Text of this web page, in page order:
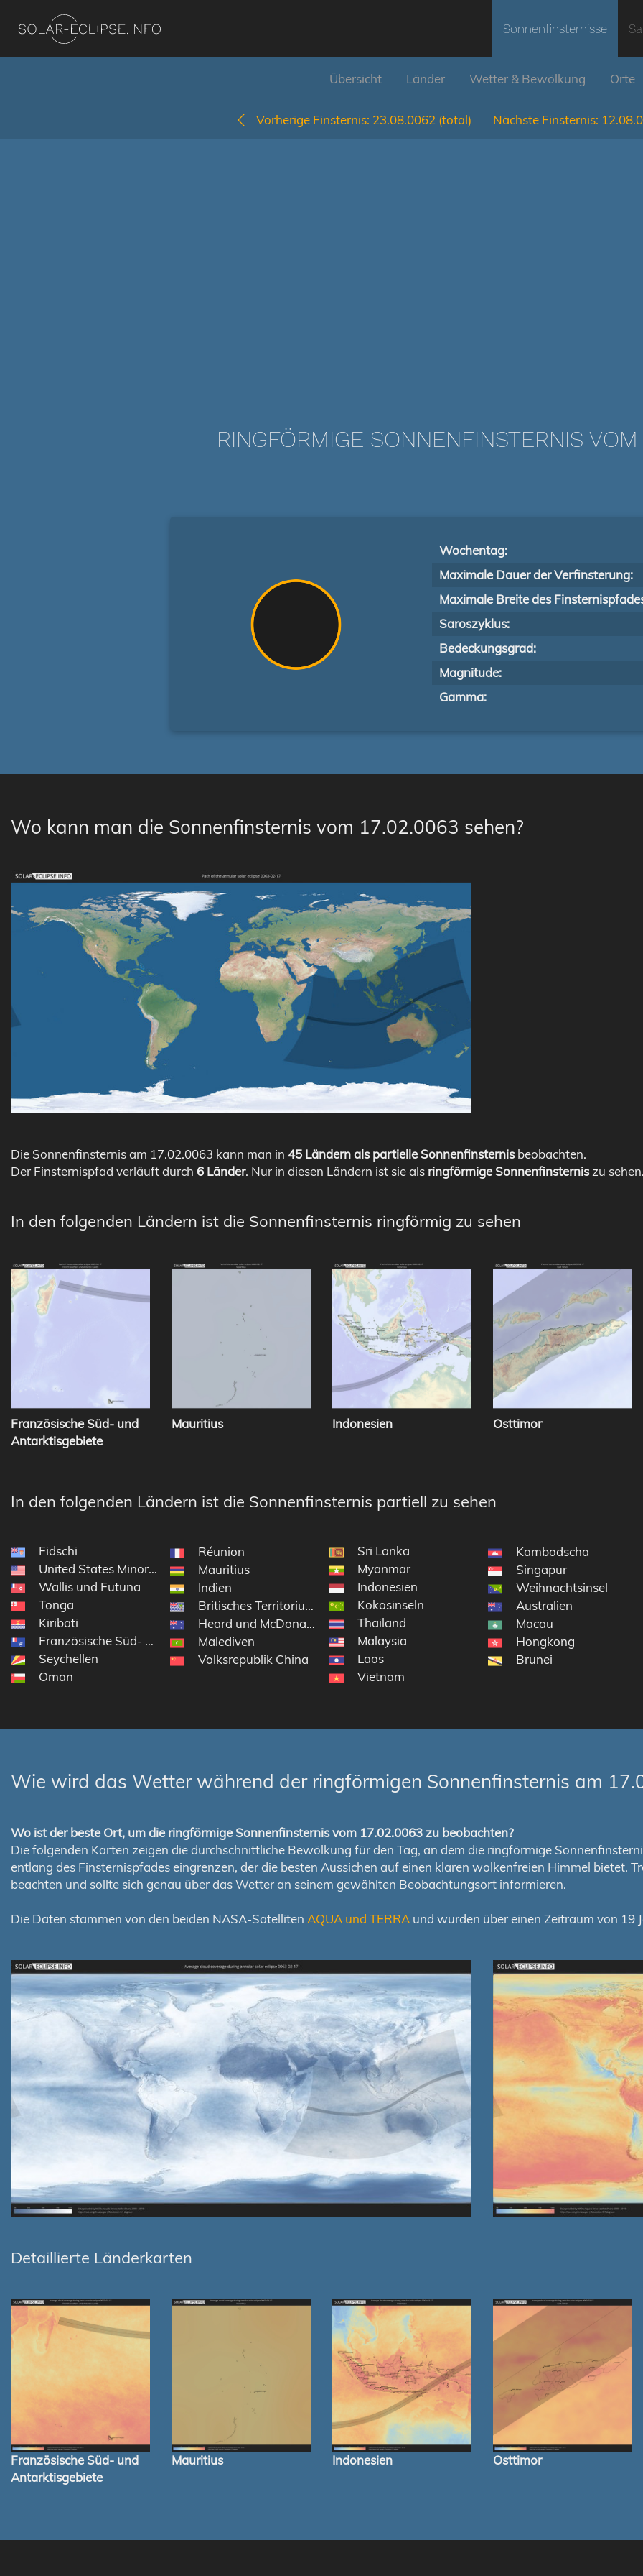
Sonnenfinsternisse
Übersicht Länder Wetter & Bewölkung Orte
Vorherige Finsternis: 23.08.0062 (total) Nächste Finsternis:
RINGFÖRMIGE SONNENFINSTERNIS
Wochentag:
Maximale Dauer der Verfinsterung:
Maximale Breite des
Saroszyklus:
Bedeckungsgrad:
Magnitude:
Gamma:
Wo kann man die Sonnenfinsternis vom 17.02.0063 sehen?
Die Sonnenfinsternis am 17.02.0063 kann man in 45 Ländern als partielle Sonnenfinsternisbeobachten.
Der Finsternispfad verläuft durch 6 Länder. Nur in diesen Ländern ist sie als ringförmige Sonnenfinsterniszu
In den folgenden Ländern ist die Sonnenfinsternis ringförmig zu sehen
Französische Süd- und
Antarktisgebiete
Mauritius Indonesien Osttimor
In den folgenden Ländern ist die Sonnenfinsternis partiell zu sehen
Fidschi
United States Minor Outlying Islands
Wallis und Futuna
Tonga
Kiribati
Französische Süd- und Antarktisgebiete
Seychellen
Oman
Réunion
Mauritius
Indien
Britisches Territorium im Indischen Ozean
Heard und McDonaldinseln
Malediven
Volksrepublik China
Sri Lanka
Myanmar
Indonesien
Kokosinseln
Thailand
Malaysia
Laos
Vietnam
Kambodscha
Singapur
Weihnachtsinsel
Australien
Macau
Hongkong
Brunei
Wie wird das Wetter während der ringförmigen Sonnenfinsternis am
Wo ist der beste Ort, um die ringförmige Sonnenfinsternis vom 17.02.0063 zu beobachten?
Die folgenden Karten zeigen die durchschnittliche Bewölkung für den Tag, an dem die ringförmige
entlang des Finsternispfades eingrenzen, der die besten Aussichen auf einen klaren wolkenfreien Himmel bietet.
beachten und sollte sich genau über das Wetter an seinem gewählten Beobachtungsort informieren.
Die Daten stammen von den beiden NASA-Satelliten AQUA und TERRA und wurden über einen Zeitraum von 19
Detaillierte Länderkarten
Französische Süd- und
Antarktisgebiete
Mauritius Indonesien Osttimor